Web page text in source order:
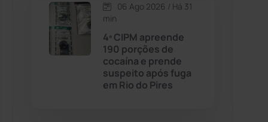
Caturama
Chapada Diamantina
06 Ago 2026 / Há 31
min
4ª CIPM apreende
190 porções de
cocaína e prende
suspeito após fuga
em Rio do Pires